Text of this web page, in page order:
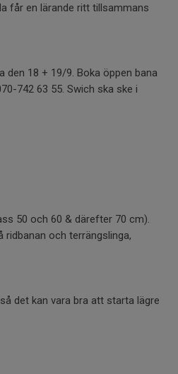
får en lärande ritt tillsammans
den 18 + 19/9. Boka öppen bana
742 63 55. Swich ska ske i
50 och 60 & därefter 70 cm).
ridbanan och terrängslinga,
det kan vara bra att starta lägre